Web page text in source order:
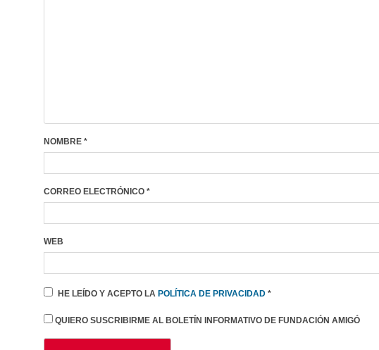
NOMBRE *
CORREO ELECTRÓNICO *
WEB
HE LEÍDO Y ACEPTO LA POLÍTICA DE PRIVACIDAD *
QUIERO SUSCRIBIRME AL BOLETÍN INFORMATIVO DE FUNDACIÓN AMIGÓ